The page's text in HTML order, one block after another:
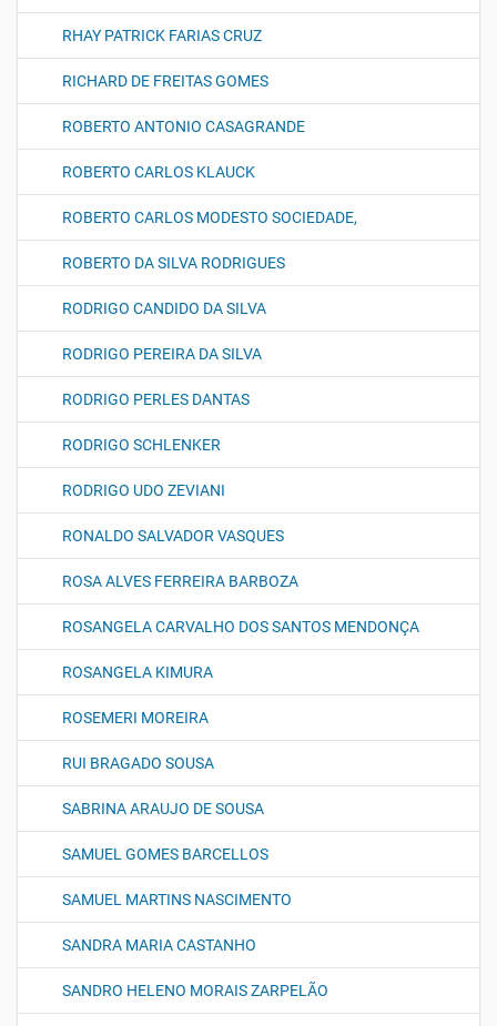
RHAY PATRICK FARIAS CRUZ
RICHARD DE FREITAS GOMES
ROBERTO ANTONIO CASAGRANDE
ROBERTO CARLOS KLAUCK
ROBERTO CARLOS MODESTO SOCIEDADE,
ROBERTO DA SILVA RODRIGUES
RODRIGO CANDIDO DA SILVA
RODRIGO PEREIRA DA SILVA
RODRIGO PERLES DANTAS
RODRIGO SCHLENKER
RODRIGO UDO ZEVIANI
RONALDO SALVADOR VASQUES
ROSA ALVES FERREIRA BARBOZA
ROSANGELA CARVALHO DOS SANTOS MENDONÇA
ROSANGELA KIMURA
ROSEMERI MOREIRA
RUI BRAGADO SOUSA
SABRINA ARAUJO DE SOUSA
SAMUEL GOMES BARCELLOS
SAMUEL MARTINS NASCIMENTO
SANDRA MARIA CASTANHO
SANDRO HELENO MORAIS ZARPELÃO